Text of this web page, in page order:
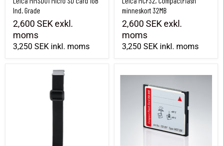
Ind. Grade
2,600 SEKexkl.
moms
3,250 SEK inkl. moms
minneskort 32MB
2,600 SEKexkl.
moms
3,250 SEK inkl. moms
Leica GHT61 Handrem Leica MCF256 CompactFlash card 256